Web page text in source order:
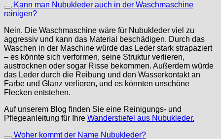
Kann man Nubukleder auch in der Waschmaschine
reinigen?
Nein. Die Waschmaschine wäre für Nubukleder viel zu
aggressiv und kann das Material beschädigen. Durch das
Waschen in der Maschine würde das Leder stark strapaziert
– es könnte sich verformen, seine Struktur verlieren,
austrocknen oder sogar Risse bekommen. Außerdem würde
das Leder durch die Reibung und den Wasserkontakt an
Farbe und Glanz verlieren, und es könnten unschöne
Flecken entstehen.
Auf unserem Blog finden Sie eine Reinigungs- und
Pflegeanleitung für Ihre Wanderstiefel aus Nubukleder.
Woher kommt der Name Nubukleder?